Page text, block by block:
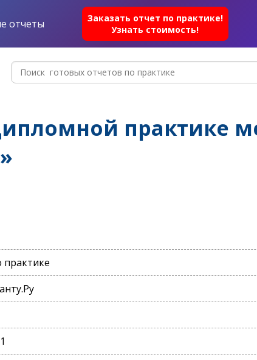
отчеты
Заказать отчет по практике!
Узнать стоимость!
практике
практике